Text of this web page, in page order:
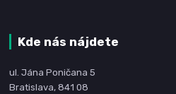
Kde nás nájdete
ul. Jána Poničana 5
Bratislava, 841 08